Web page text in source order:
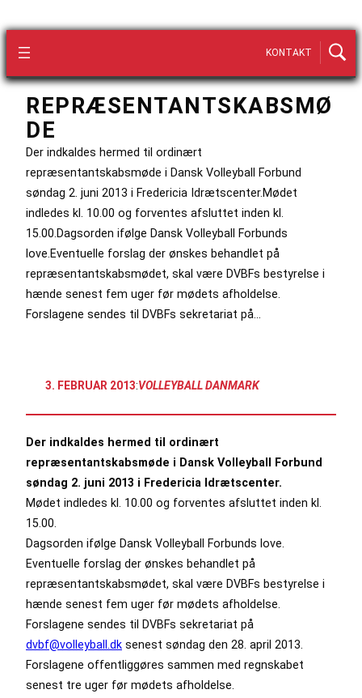
KONTAKT
REPRÆSENTANTSKABSMØ
DE
Der indkaldes hermed til ordinært
repræsentantskabsmøde i Dansk Volleyball Forbund
søndag 2. juni 2013 i Fredericia Idrætscenter.Mødet
indledes kl. 10.00 og forventes afsluttet inden kl.
15.00.Dagsorden ifølge Dansk Volleyball Forbunds
love.Eventuelle forslag der ønskes behandlet på
repræsentantskabsmødet, skal være DVBFs bestyrelse i
hænde senest fem uger før mødets afholdelse.
Forslagene sendes til DVBFs sekretariat på…
3. FEBRUAR 2013:VOLLEYBALL DANMARK
Der indkaldes hermed til ordinært
repræsentantskabsmøde i Dansk Volleyball Forbund
søndag 2. juni 2013 i Fredericia Idrætscenter.
Mødet indledes kl. 10.00 og forventes afsluttet inden kl.
15.00.
Dagsorden ifølge Dansk Volleyball Forbunds love.
Eventuelle forslag der ønskes behandlet på
repræsentantskabsmødet, skal være DVBFs bestyrelse i
hænde senest fem uger før mødets afholdelse.
Forslagene sendes til DVBFs sekretariat på
dvbf@volleyball.dk senest søndag den 28. april 2013.
Forslagene offentliggøres sammen med regnskabet
senest tre uger før mødets afholdelse.